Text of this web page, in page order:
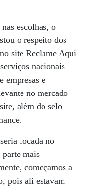
escolhas, o
o respeito dos
site Reclame Aqui
nacionais
empresas e
no mercado
além do selo
focada no
parte mais
começamos a
pois ali estavam